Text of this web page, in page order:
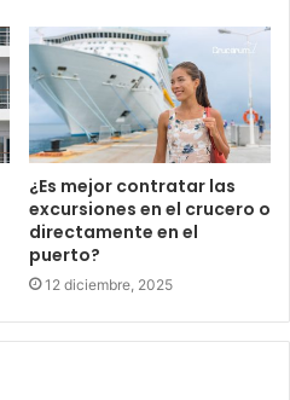
¿Es mejor contratar las
excursiones en el crucero o
directamente en el
puerto?
12 diciembre, 2025